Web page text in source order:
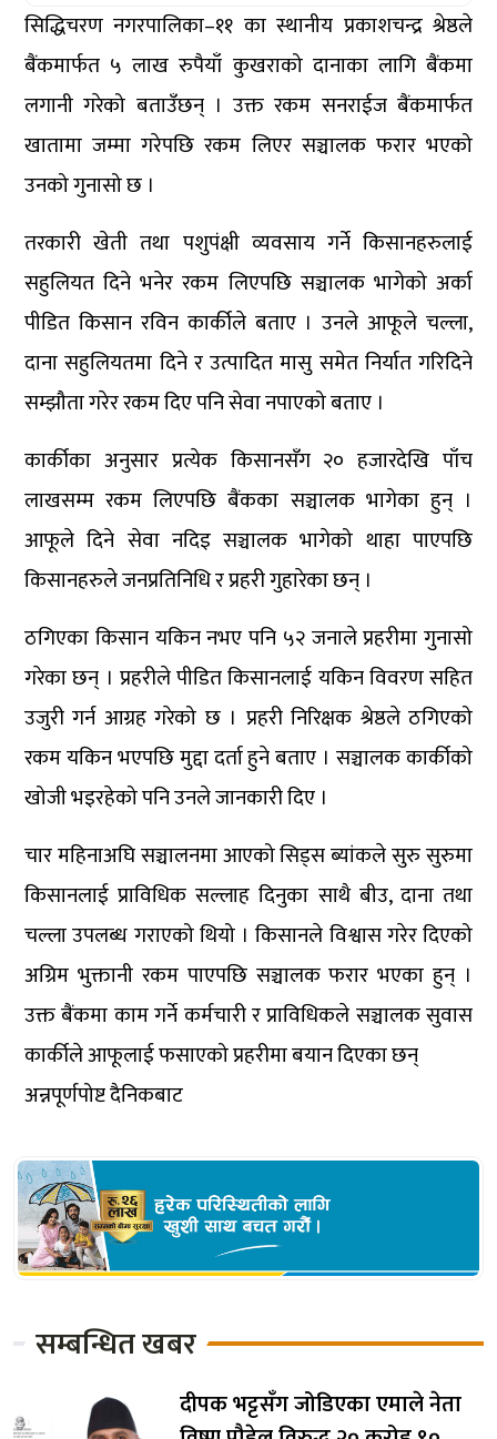
सिद्धिचरण नगरपालिका–११ का स्थानीय प्रकाशचन्द्र श्रेष्ठले
बैंकमार्फत ५ लाख रुपैयाँ कुखराको दानाका लागि बैंकमा
लगानी गरेको बताउँछन् । उक्त रकम सनराईज बैंकमार्फत
खातामा जम्मा गरेपछि रकम लिएर सञ्चालक फरार भएको
उनको गुनासो छ ।
तरकारी खेती तथा पशुपंक्षी व्यवसाय गर्ने किसानहरुलाई
सहुलियत दिने भनेर रकम लिएपछि सञ्चालक भागेको अर्का
पीडित किसान रविन कार्कीले बताए । उनले आफूले चल्ला,
दाना सहुलियतमा दिने र उत्पादित मासु समेत निर्यात गरिदिने
सम्झौता गरेर रकम दिए पनि सेवा नपाएको बताए ।
कार्कीका अनुसार प्रत्येक किसानसँग २० हजारदेखि पाँच
लाखसम्म रकम लिएपछि बैंकका सञ्चालक भागेका हुन् ।
आफूले दिने सेवा नदिइ सञ्चालक भागेको थाहा पाएपछि
किसानहरुले जनप्रतिनिधि र प्रहरी गुहारेका छन् ।
ठगिएका किसान यकिन नभए पनि ५२ जनाले प्रहरीमा गुनासो
गरेका छन् । प्रहरीले पीडित किसानलाई यकिन विवरण सहित
उजुरी गर्न आग्रह गरेको छ । प्रहरी निरिक्षक श्रेष्ठले ठगिएको
रकम यकिन भएपछि मुद्दा दर्ता हुने बताए । सञ्चालक कार्कीको
खोजी भइरहेको पनि उनले जानकारी दिए ।
चार महिनाअघि सञ्चालनमा आएको सिड्स ब्यांकले सुरु सुरुमा
किसानलाई प्राविधिक सल्लाह दिनुका साथै बीउ, दाना तथा
चल्ला उपलब्ध गराएको थियो । किसानले विश्वास गरेर दिएको
अग्रिम भुक्तानी रकम पाएपछि सञ्चालक फरार भएका हुन् ।
उक्त बैंकमा काम गर्ने कर्मचारी र प्राविधिकले सञ्चालक सुवास
कार्कीले आफूलाई फसाएको प्रहरीमा बयान दिएका छन्
अन्नपूर्णपोष्ट दैनिकबाट
सम्बन्धित खबर
दीपक भट्टसँग जोडिएका एमाले नेता